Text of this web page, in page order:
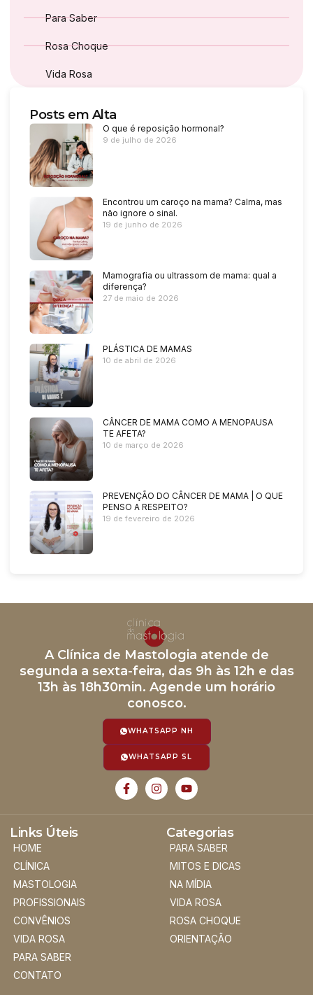
Para Saber
Rosa Choque
Vida Rosa
Posts em Alta
O que é reposição hormonal?
9 de julho de 2026
Encontrou um caroço na mama? Calma, mas
não ignore o sinal.
19 de junho de 2026
Mamografia ou ultrassom de mama: qual a
diferença?
27 de maio de 2026
PLÁSTICA DE MAMAS
10 de abril de 2026
CÂNCER DE MAMA COMO A MENOPAUSA
TE AFETA?
10 de março de 2026
PREVENÇÃO DO CÂNCER DE MAMA | O QUE
PENSO A RESPEITO?
19 de fevereiro de 2026
A Clínica de Mastologia atende de
segunda a sexta-feira, das 9h às 12h e das
13h às 18h30min. Agende um horário
conosco.
WHATSAPP NH
WHATSAPP SL
Links Úteis
HOME
CLÍNICA
MASTOLOGIA
PROFISSIONAIS
CONVÊNIOS
VIDA ROSA
PARA SABER
CONTATO
Categorias
PARA SABER
MITOS E DICAS
NA MÍDIA
VIDA ROSA
ROSA CHOQUE
ORIENTAÇÃO